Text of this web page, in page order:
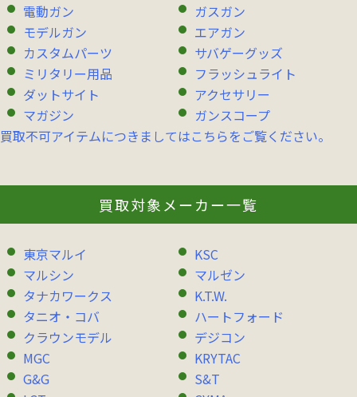
電動ガン
ガスガン
モデルガン
エアガン
カスタムパーツ
サバゲーグッズ
ミリタリー用品
フラッシュライト
ダットサイト
アクセサリー
マガジン
ガンスコープ
買取不可アイテムにつきましてはこちらをご覧ください。
買取対象メーカー一覧
東京マルイ
KSC
マルシン
マルゼン
タナカワークス
K.T.W.
タニオ・コバ
ハートフォード
クラウンモデル
デジコン
MGC
KRYTAC
G&G
S&T